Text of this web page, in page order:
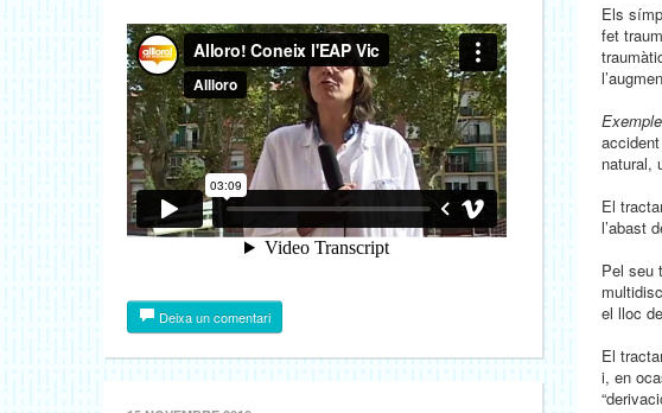
Deixa un comentari
Els
fet
accident
natural,
El
l’abast
Pel seu
el lloc
El
i, en